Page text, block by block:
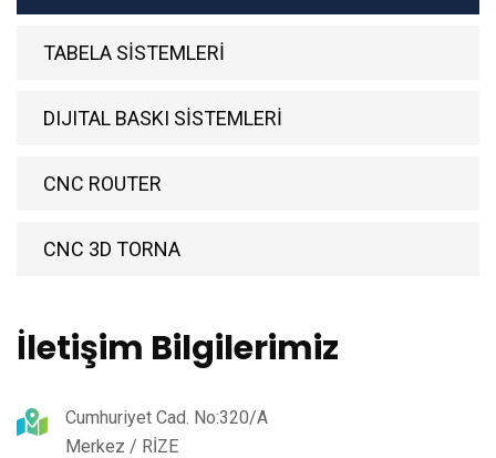
TABELA SİSTEMLERİ
DIJITAL BASKI SİSTEMLERİ
CNC ROUTER
CNC 3D TORNA
İletişim Bilgilerimiz
Cumhuriyet Cad. No:320/A
Merkez / RİZE